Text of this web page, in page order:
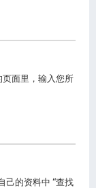
页面里，输入您所
己的资料中 “查找